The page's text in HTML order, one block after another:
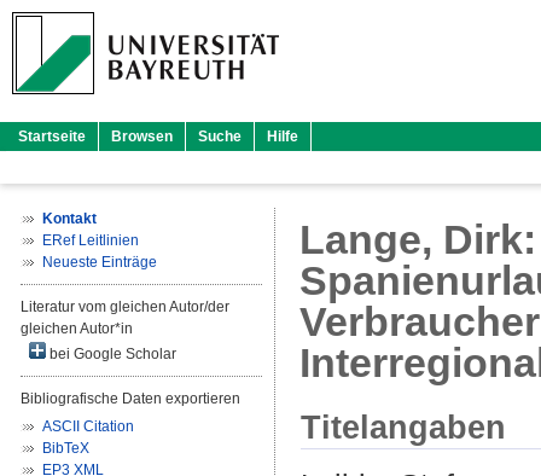
Startseite Browsen Suche Hilfe
Kontakt
ERef Leitlinien
Neueste Einträge
Literatur vom gleichen Autor/der
gleichen Autor*in
bei Google Scholar
Bibliografische Daten exportieren
ASCII Citation
BibTeX
EP3 XML
Lange,
Titelangaben